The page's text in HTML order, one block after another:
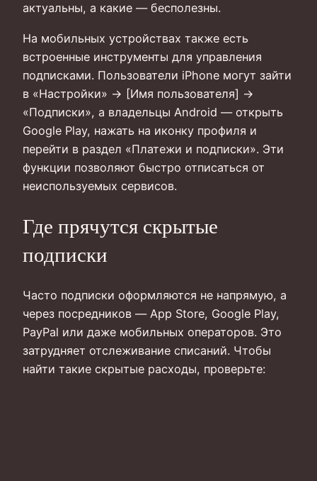
актуальны, а какие — бесполезны.
На мобильных устройствах также есть
встроенные инструменты для управления
подписками. Пользователи iPhone могут зайти
в «Настройки» → [Имя пользователя] →
«Подписки», а владельцы Android — открыть
Google Play, нажать на иконку профиля и
перейти в раздел «Платежи и подписки». Эти
функции позволяют быстро отписаться от
неиспользуемых сервисов.
Где прячутся скрытые
подписки
Часто подписки оформляются не напрямую, а
через посредников — App Store, Google Play,
PayPal или даже мобильных операторов. Это
затрудняет отслеживание списаний. Чтобы
найти такие скрытые расходы, проверьте: